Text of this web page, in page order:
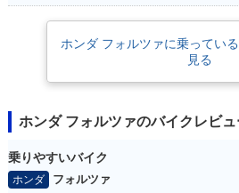
2年）排ガス規制をクリアするとともに、
2025年モデルからは、メーターに5インチ
ホンダ フォルツァに乗ってい
見る
ホンダ フォルツァのバイクレビュ
乗りやすいバイク
ホンダ
フォルツァ